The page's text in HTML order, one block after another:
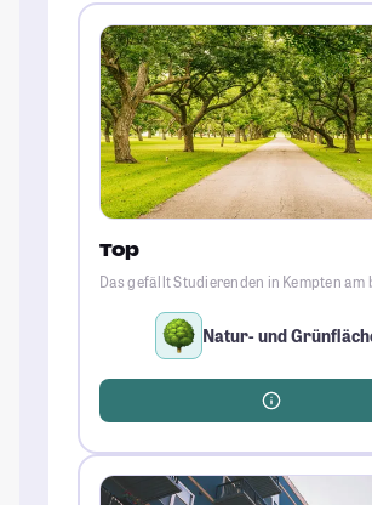
Top
Das gefällt Studierenden in Kempten am
Natur- und